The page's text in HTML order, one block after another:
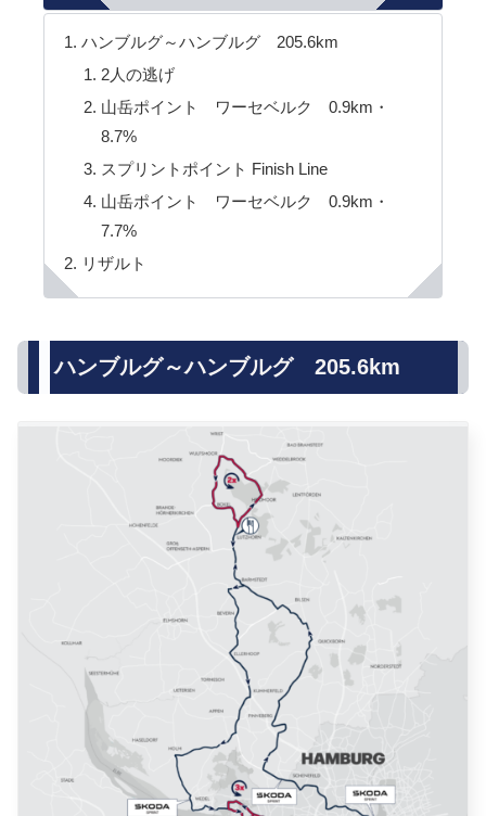
ハンブルグ～ハンブルグ 205.6km
2人の逃げ
山岳ポイント ワーセベルク 0.9km・
8.7%
スプリントポイント Finish Line
山岳ポイント ワーセベルク 0.9km・
7.7%
リザルト
ハンブルグ～ハンブルグ 205.6km